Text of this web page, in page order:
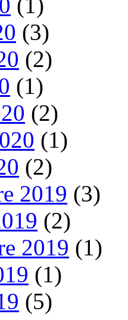
(1)
(3)
(2)
(1)
(2)
(1)
(2)
2019 (3)
(2)
2019 (1)
(1)
(5)